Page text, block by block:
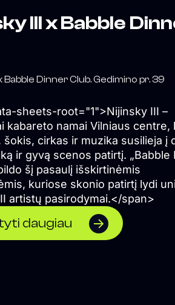
III x Babble
Babble Dinner Club. Gedimino pr. 39
sheets-root="1">Nijinsky III –
kabareto namai Vilniaus centre,
šokis, cirkas ir muzika susilieja į
ir gyvą scenos patirtį. „Babble
šį pasaulį išskirtinėmis
kuriose skonio patirtį lydi
artistų pasirodymai.</span>
daugiau